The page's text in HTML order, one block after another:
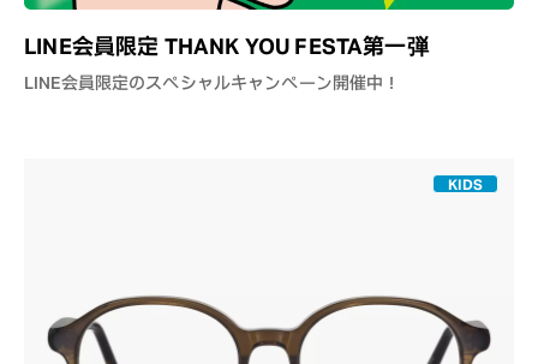
LINE会員限定 THANK YOU FESTA第一弾
LINE会員限定のスペシャルキャンペーン開催中！
KIDS